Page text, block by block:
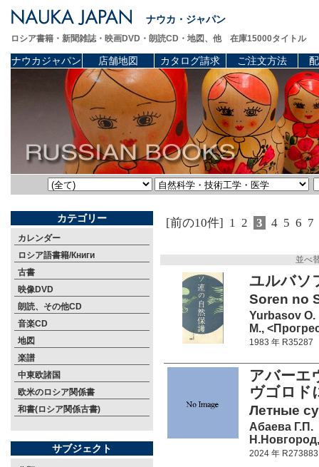
ナウカ・ジャパン
ロシア書籍・新聞雑誌・映画DVD・朗読CD・地図、他 在庫15000タイトル
ナウカジャパン 店舗地図 カタログ請求 ご注文方法
カテゴリー
カレンダー
ロシア語書籍/Книги
古書
映像DVD
朗読、その他CD
音楽CD
地図
楽譜
中東欧諸国
欧米のロシア関係書
和書(ロシア関係古書)
サブジェクト
[前の10件] 1 2 3 4 5 6 7
並べ
ユルバソ
Soren no
Yurbasov O.
М.,
1983 年 R35287
アバーエ
ヴゴロド
Летные
Абаева Г.П.
2024 年 R273883